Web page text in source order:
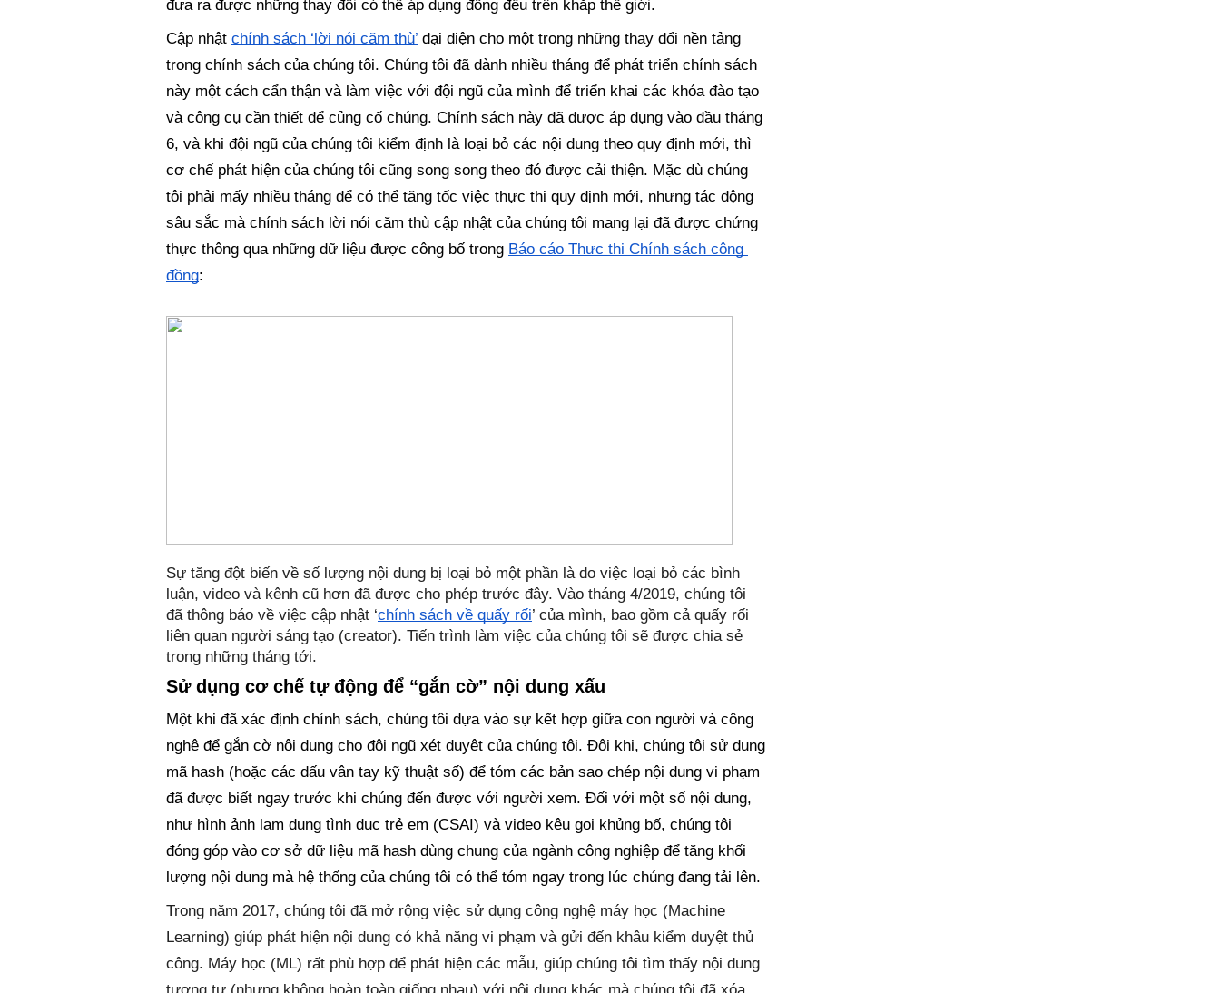
đưa ra được những thay đổi có thể áp dụng đồng đều trên khắp thế giới.
Cập nhật chính sách ‘lời nói căm thù’ đại diện cho một trong những thay đổi nền tảng
trong chính sách của chúng tôi. Chúng tôi đã dành nhiều tháng để phát triển chính sách
này một cách cẩn thận và làm việc với đội ngũ của mình để triển khai các khóa đào tạo
và công cụ cần thiết để củng cố chúng. Chính sách này đã được áp dụng vào đầu tháng
6, và khi đội ngũ của chúng tôi kiểm định là loại bỏ các nội dung theo quy định mới, thì
cơ chế phát hiện của chúng tôi cũng song song theo đó được cải thiện. Mặc dù chúng
tôi phải mấy nhiều tháng để có thể tăng tốc việc thực thi quy định mới, nhưng tác động
sâu sắc mà chính sách lời nói căm thù cập nhật của chúng tôi mang lại đã được chứng
thực thông qua những dữ liệu được công bố trong Báo cáo Thực thi Chính sách cộng
đồng:
Sự tăng đột biến về số lượng nội dung bị loại bỏ một phần là do việc loại bỏ các bình
luận, video và kênh cũ hơn đã được cho phép trước đây. Vào tháng 4/2019, chúng tôi
đã thông báo về việc cập nhật ‘chính sách về quấy rối’ của mình, bao gồm cả quấy rối
liên quan người sáng tạo (creator). Tiến trình làm việc của chúng tôi sẽ được chia sẻ
trong những tháng tới.
Sử dụng cơ chế tự động để “gắn cờ” nội dung xấu
Một khi đã xác định chính sách, chúng tôi dựa vào sự kết hợp giữa con người và công
nghệ để gắn cờ nội dung cho đội ngũ xét duyệt của chúng tôi. Đôi khi, chúng tôi sử dụng
mã hash (hoặc các dấu vân tay kỹ thuật số) để tóm các bản sao chép nội dung vi phạm
đã được biết ngay trước khi chúng đến được với người xem. Đối với một số nội dung,
như hình ảnh lạm dụng tình dục trẻ em (CSAI) và video kêu gọi khủng bố, chúng tôi
đóng góp vào cơ sở dữ liệu mã hash dùng chung của ngành công nghiệp để tăng khối
lượng nội dung mà hệ thống của chúng tôi có thể tóm ngay trong lúc chúng đang tải lên.
Trong năm 2017, chúng tôi đã mở rộng việc sử dụng công nghệ máy học (Machine
Learning) giúp phát hiện nội dung có khả năng vi phạm và gửi đến khâu kiểm duyệt thủ
công. Máy học (ML) rất phù hợp để phát hiện các mẫu, giúp chúng tôi tìm thấy nội dung